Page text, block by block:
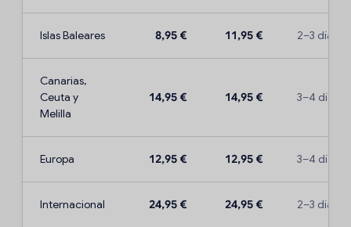
Islas Baleares 8,95 € 11,95 € 2–3 días
Canarias,
Ceuta y
Melilla
14,95 € 14,95 € 3–4 días
Europa 12,95 € 12,95 € 3–4 días
Internacional 24,95 € 24,95 € 2–3 días